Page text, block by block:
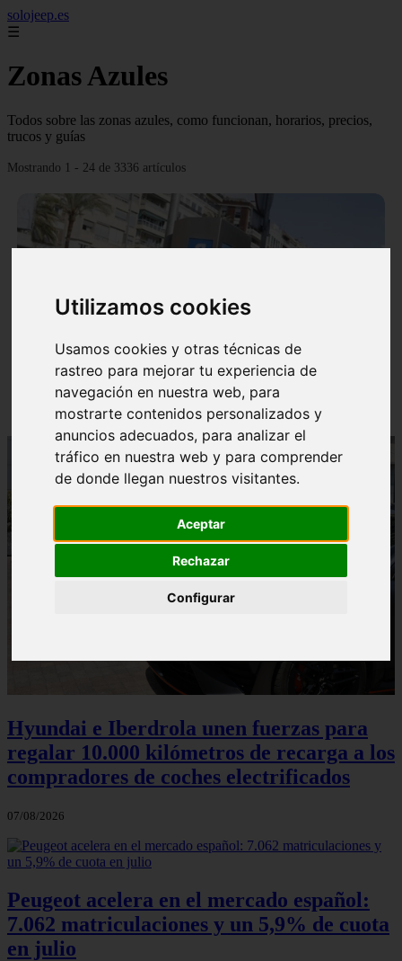
Utilizamos cookies
Usamos cookies y otras técnicas de
rastreo para mejorar tu experiencia de
navegación en nuestra web, para
mostrarte contenidos personalizados y
anuncios adecuados, para analizar el
tráfico en nuestra web y para comprender
de donde llegan nuestros visitantes.
Aceptar
Rechazar
Configurar
solojeep.es
☰
Zonas Azules
Todos sobre las zonas azules, como funcionan, horarios, precios,
trucos y guías
Mostrando 1 - 24 de 3336 artículos
▷ Zona Azul Córdoba 《 Horarios y Tarifas 2024 》
Hyundai e Iberdrola unen fuerzas para
regalar 10.000 kilómetros de recarga a los
compradores de coches electrificados
07/08/2026
Peugeot acelera en el mercado español:
7.062 matriculaciones y un 5,9% de cuota
en julio